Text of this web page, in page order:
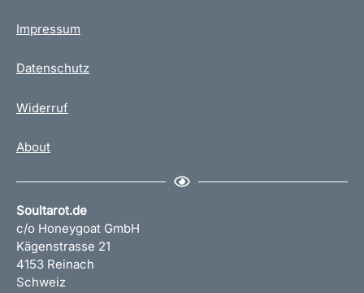
Impressum
Datenschutz
Widerruf
About
Soultarot.de
c/o Honeygoat GmbH
Kägenstrasse 21
4153 Reinach
Schweiz